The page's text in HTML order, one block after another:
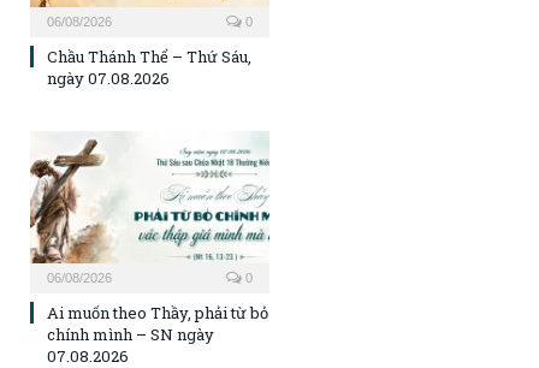
06/08/2026 0
Chầu Thánh Thể – Thứ Sáu,
ngày 07.08.2026
06/08/2026 0
Ai muốn theo Thầy, phải từ bỏ
chính mình – SN ngày
07.08.2026